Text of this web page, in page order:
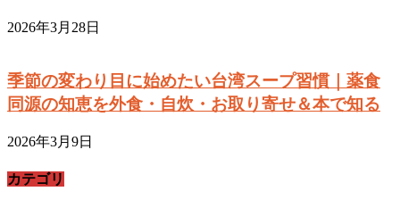
2026年3月28日
季節の変わり目に始めたい台湾スープ習慣｜薬食
同源の知恵を外食・自炊・お取り寄せ＆本で知る
2026年3月9日
カテゴリ